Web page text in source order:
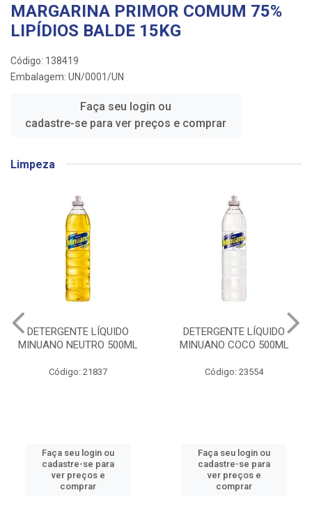
MARGARINA PRIMOR COMUM 75%
LIPÍDIOS BALDE 15KG
Código: 138419
Embalagem: UN/0001/UN
Faça seu login ou
cadastre-se para ver preços e comprar
Limpeza
DETERGENTE LÍQUIDO
MINUANO NEUTRO 500ML
Código: 21837
Faça seu login ou
cadastre-se para
ver preços e
comprar
DETERGENTE LÍQUIDO
MINUANO COCO 500ML
Código: 23554
Faça seu login ou
cadastre-se para
ver preços e
comprar